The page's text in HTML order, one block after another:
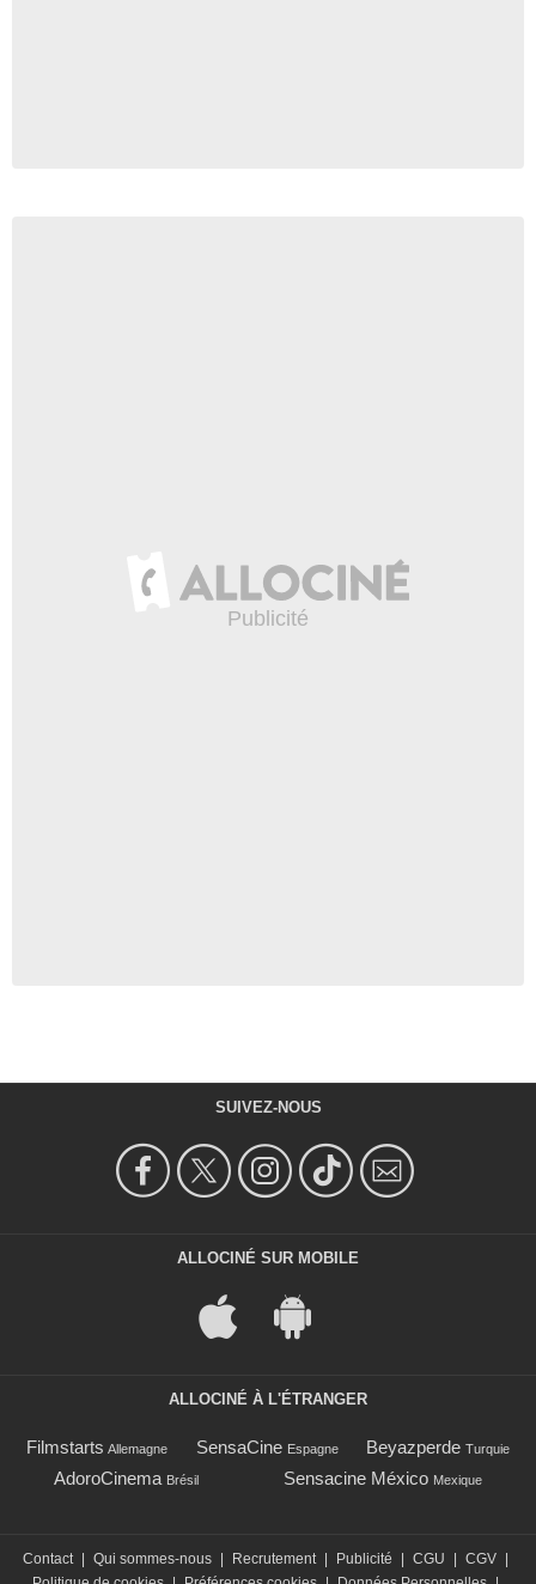
SUIVEZ-NOUS
ALLOCINÉ SUR MOBILE
ALLOCINÉ À L'ÉTRANGER
Filmstarts Allemagne SensaCine Espagne Beyazperde Turquie
AdoroCinema Brésil Sensacine México Mexique
Contact | Qui sommes-nous | Recrutement | Publicité | CGU | CGV |